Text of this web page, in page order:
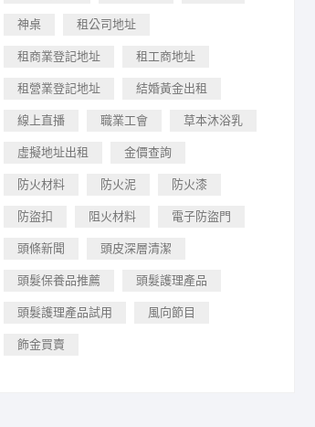
神桌 租公司地址
租商業登記地址 租工商地址
租營業登記地址 結婚黃金出租
線上直播 職業工會 草本沐浴乳
虛擬地址出租 金價查詢
防火材料 防火泥 防火漆
防盜扣 阻火材料 電子防盜門
頭條新聞 頭皮深層清潔
頭髮保養品推薦 頭髮護理產品
頭髮護理產品試用 風向節目
飾金買賣